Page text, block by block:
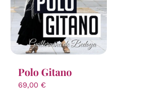
Polo Gitano
69,00 €